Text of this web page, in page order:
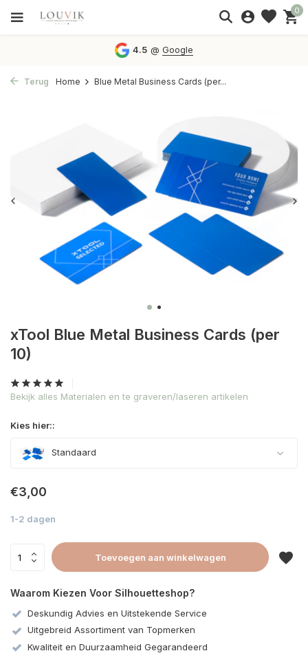
0
4.5 @Google
Terug Home Blue Metal Business Cards (per...
xTool Blue Metal Business Cards (per
10)
Bekijk alles Materialen en te graveren/laseren artikelen
Kies hier::
Standaard
€3,00
1-2 dagen
Toevoegen aan winkelwagen
Waarom Kiezen Voor Silhouetteshop?
Deskundig Advies en Uitstekende Service
Uitgebreid Assortiment van Topmerken
Kwaliteit en Duurzaamheid Gegarandeerd